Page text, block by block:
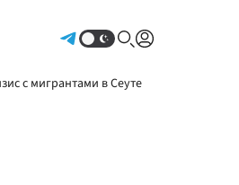
с мигрантами в Сеуте